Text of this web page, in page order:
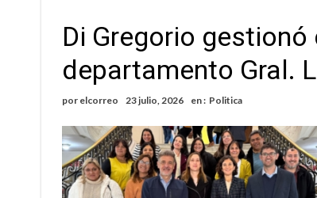
Di Gregorio
departamento Gral.
por elcorreo 23 julio, 2026 en : Politica